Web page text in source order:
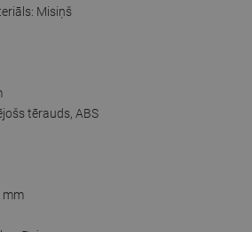
Misiņš
tērauds, ABS
mm